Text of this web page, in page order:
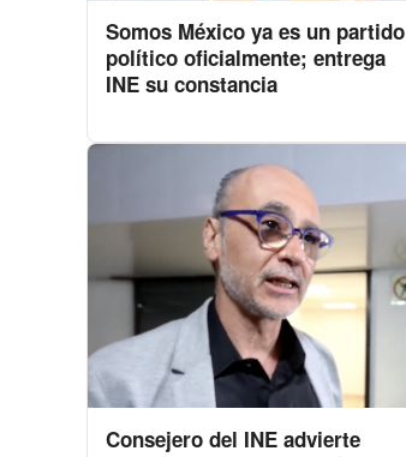
Somos México ya es un partido
político oficialmente; entrega
INE su constancia
Consejero del INE advierte